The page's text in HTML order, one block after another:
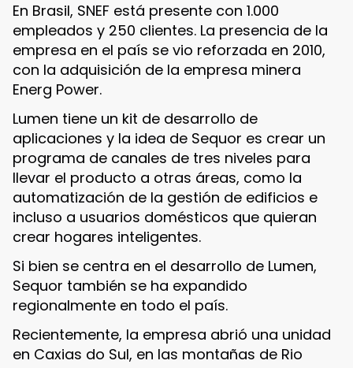
En Brasil, SNEF está presente con 1.000
empleados y 250 clientes. La presencia de la
empresa en el país se vio reforzada en 2010,
con la adquisición de la empresa minera
Energ Power.
Lumen tiene un kit de desarrollo de
aplicaciones y la idea de Sequor es crear un
programa de canales de tres niveles para
llevar el producto a otras áreas, como la
automatización de la gestión de edificios e
incluso a usuarios domésticos que quieran
crear hogares inteligentes.
Si bien se centra en el desarrollo de Lumen,
Sequor también se ha expandido
regionalmente en todo el país.
Recientemente, la empresa abrió una unidad
en Caxias do Sul, en las montañas de Rio